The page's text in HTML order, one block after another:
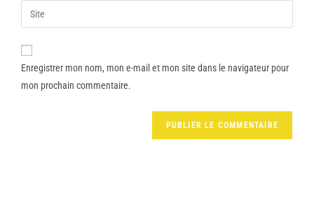
Enregistrer mon nom, mon e-mail et mon site dans le navigateur pour
mon prochain commentaire.